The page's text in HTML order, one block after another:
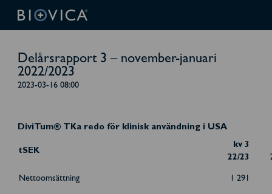
Delårsrapport 3 – november-januari
2022/2023
2023-03-16 08:00
DiviTum® TKa redo för klinisk användning i USA
tSEK
kv 3
22/23
Nettoomsättning 1 291